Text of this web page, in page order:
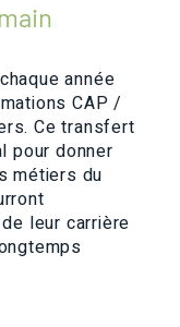
année
CAP /
Ce transfert
pour donner
métiers du
leur carrière